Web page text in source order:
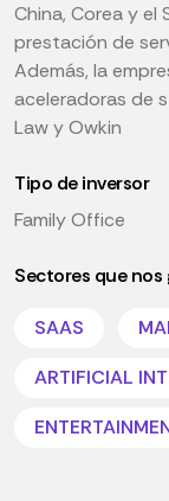
China, Corea y
prestación de
Además, la
aceleradoras de
Law y Owkin
Tipo de inversor
Family Office
Sectores que nos
SAAS
ARTIFICIAL